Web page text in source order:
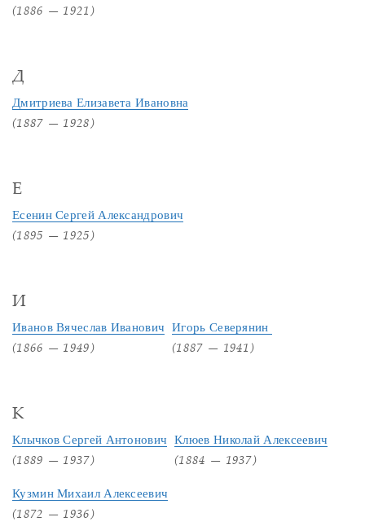
(1886 — 1921)
Д
Дмитриева Елизавета Ивановна
(1887 — 1928)
Е
Есенин Сергей Александрович
(1895 — 1925)
И
Иванов Вячеслав Иванович
(1866 — 1949)
Игорь Северянин
(1887 — 1941)
К
Клычков Сергей Антонович
(1889 — 1937)
Клюев Николай Алексеевич
(1884 — 1937)
Кузмин Михаил Алексеевич
(1872 — 1936)